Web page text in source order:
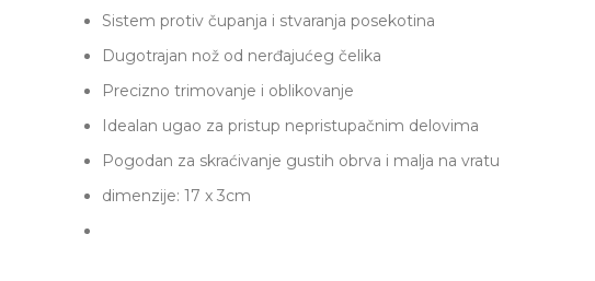
Sistem protiv čupanja i stvaranja posekotina
Dugotrajan nož od nerđajućeg čelika
Precizno trimovanje i oblikovanje
Idealan ugao za pristup nepristupačnim delovima
Pogodan za skraćivanje gustih obrva i malja na vratu
dimenzije: 17 x 3cm